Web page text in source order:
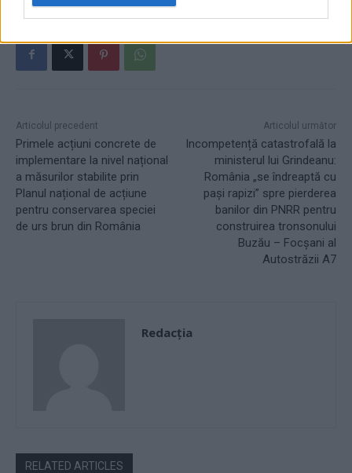
Articolul precedent
Primele acțiuni concrete de
implementare la nivel național
a măsurilor stabilite prin
Planul național de acțiune
pentru conservarea speciei
de urs brun din România
Articolul următor
Incompetență catastrofală la
ministerul lui Grindeanu:
România „se îndreaptă cu
pași rapizi” spre pierderea
banilor din PNRR pentru
construirea tronsonului
Buzău – Focșani al
Autostrăzii A7
Redacţia
RELATED ARTICLES